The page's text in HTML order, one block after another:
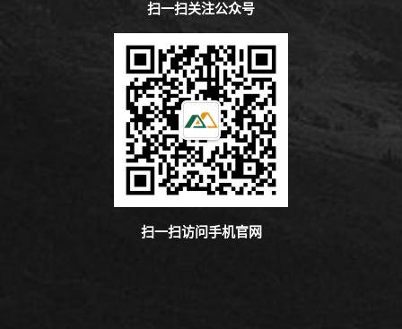
扫一扫关注公众号
扫一扫访问手机官网